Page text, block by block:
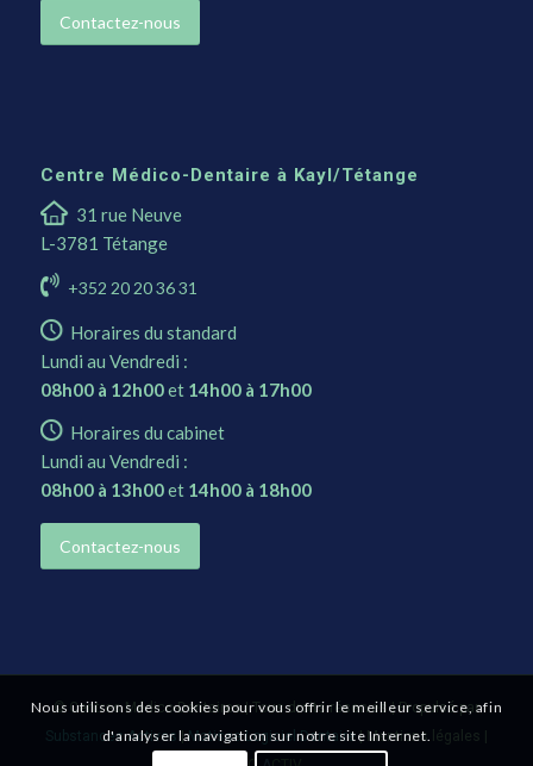
Contactez-nous
Centre Médico-Dentaire à Kayl/Tétange
31 rue Neuve
L-3781 Tétange
+352 20 20 36 31
Horaires du standard
Lundi au Vendredi :
08h00 à 12h00et 14h00 à 17h00
Horaires du cabinet
Lundi au Vendredi :
08h00 à 13h00et 14h00 à 18h00
Contactez-nous
© Centres Médico-Dentaires| Tous droits réservés | Propulsé par
Substances Actives |Matisse Logiciel Dentaire| Mentions légales
Nous utilisons des cookies pour vous offrir le meilleur service, afin
d'analyser la navigation sur notre site Internet.